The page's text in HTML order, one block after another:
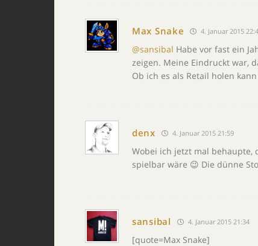
Max Snake 4. Januar 2015
@sansibal Habe vor fast ein
zeigen. Meine Eindruckt war,
Ob ich es als Retail holen
denx 4. Januar 2015 21:59
Wobei ich jetzt mal behaupte,
spielbar wäre 😉 Die dünne
sansibal 4. Januar 2015 21:34
[quote=Max Snake]